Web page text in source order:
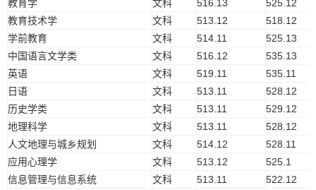
教育学
文科 516.13
525.12
教育技术学
文科 513.12
518.12
学前教育
文科 514.11
525.13
中国语言文学类
文科 516.12
535.13
英语
文科 519.11
535.11
日语
文科 513.11
528.12
历史学类
文科 513.11
529.12
地理科学
文科 513.11
528.12
人文地理与城乡规划
文科 514.12
528.11
应用心理学
文科 513.12
525.1
信息管理与信息系统
文科 513.11
522.12